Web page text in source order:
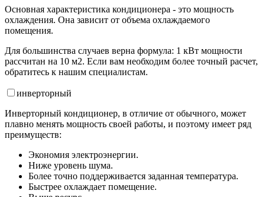
Основная характеристика кондиционера - это мощность
охлаждения. Она зависит от объема охлаждаемого
помещения.
Для большинства случаев верна формула: 1 кВт мощности
рассчитан на 10 м2. Если вам необходим более точный расчет,
обратитесь к нашим специалистам.
инверторный
Инверторный кондиционер, в отличие от обычного, может
плавно менять мощность своей работы, и поэтому имеет ряд
преимуществ:
Экономия электроэнергии.
Ниже уровень шума.
Более точно поддерживается заданная температура.
Быстрее охлаждает помещение.